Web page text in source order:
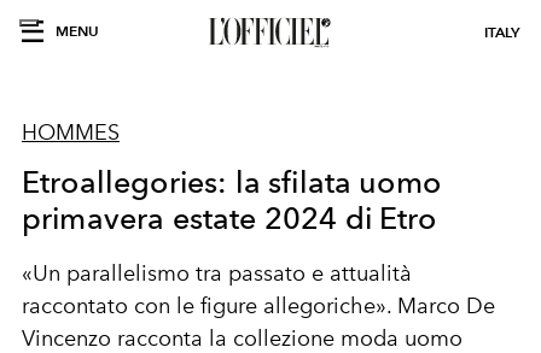
MENU ITALY
HOMMES
Etroallegories: la sfilata uomo
primavera estate 2024 di Etro
«Un parallelismo tra passato e attualità
raccontato con le figure allegoriche». Marco De
Vincenzo racconta la collezione moda uomo